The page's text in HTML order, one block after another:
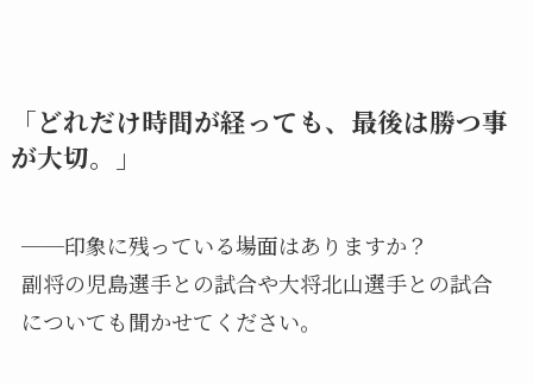
「どれだけ時間が経っても、最後は勝つ事
が大切。」
──印象に残っている場面はありますか？
副将の児島選手との試合や大将北山選手との試合
についても聞かせてください。